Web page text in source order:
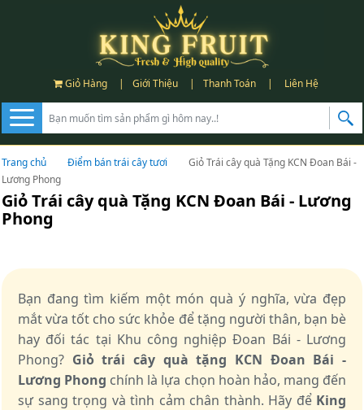
Giỏ Hàng | Giới Thiệu | Thanh Toán | Liên Hệ
Trang chủ Điểm bán trái cây tươi
Giỏ Trái cây quà Tặng KCN Đoan Bái -
Lương Phong
Giỏ Trái cây quà Tặng KCN Đoan Bái - Lương
Phong
Bạn đang tìm kiếm một món quà ý nghĩa, vừa đẹp
mắt vừa tốt cho sức khỏe để tặng người thân, bạn bè
hay đối tác tại Khu công nghiệp Đoan Bái - Lương
Phong? Giỏ trái cây quà tặng KCN Đoan Bái -
Lương Phong chính là lựa chọn hoàn hảo, mang đến
sự sang trọng và tình cảm chân thành. Hãy để King